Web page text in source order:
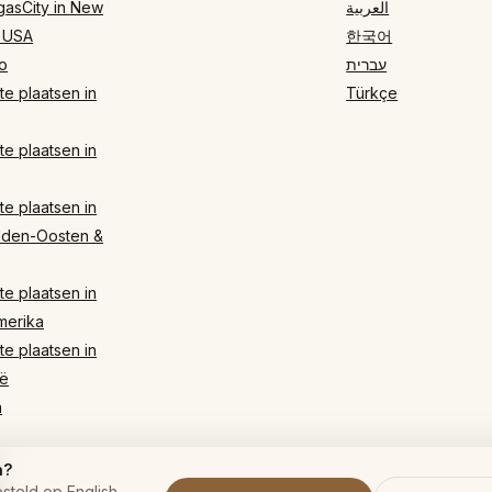
in New
plaatsen in
plaatsen in
plaatsen in
Oosten &
plaatsen in
plaatsen in
العربية
한국어
עברית
Türkçe